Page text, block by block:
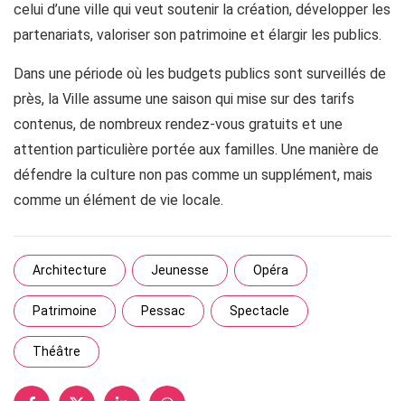
celui d’une ville qui veut soutenir la création, développer les
partenariats, valoriser son patrimoine et élargir les publics.
Dans une période où les budgets publics sont surveillés de
près, la Ville assume une saison qui mise sur des tarifs
contenus, de nombreux rendez-vous gratuits et une
attention particulière portée aux familles. Une manière de
défendre la culture non pas comme un supplément, mais
comme un élément de vie locale.
Architecture Jeunesse Opéra
Patrimoine Pessac Spectacle
Théâtre